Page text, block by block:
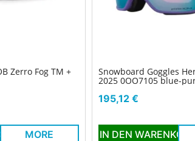
Zerro Fog TM +
MORE
Snowboard Goggles
2025 0OO7105 blue-
Preis
195,12 €
IN DEN WARENKORB